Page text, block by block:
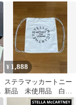
¥ 1,888
ステラマッカートニー
新品 未使用品 白
リュック 軽量